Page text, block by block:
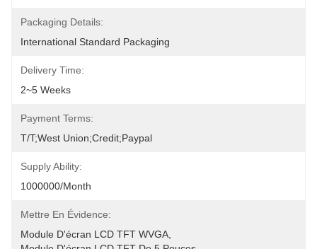
Packaging Details:
International Standard Packaging
Delivery Time:
2~5 Weeks
Payment Terms:
T/T;West Union;Credit;Paypal
Supply Ability:
1000000/month
Mettre En Évidence:
Module D'écran LCD TFT WVGA